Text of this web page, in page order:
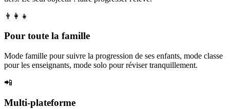
👨‍👩‍👧
Pour toute la famille
Mode famille pour suivre la progression de ses enfants, mode classe
pour les enseignants, mode solo pour réviser tranquillement.
📲
Multi-plateforme